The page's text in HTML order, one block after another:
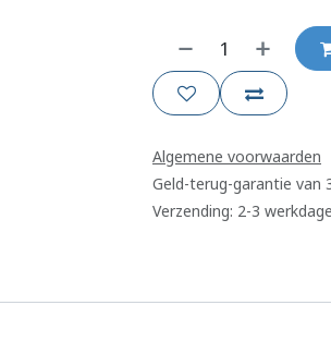
Algemene voorwaarden
Geld-terug-garantie van
Verzending: 2-3